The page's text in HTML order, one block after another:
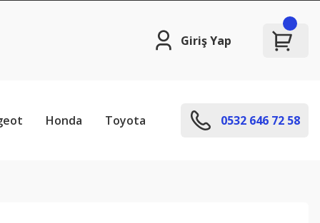
Giriş Yap
Honda Toyota 0532 646 72 58